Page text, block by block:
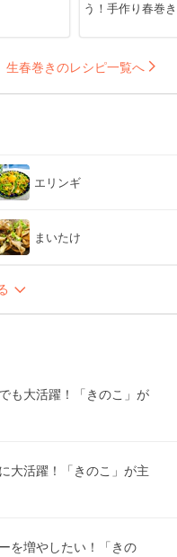
う！手作り春巻
生春巻きのレシピ一覧へ
エリンギ
まいたけ
も大活躍！「きのこ」が
大活躍！「きのこ」が主
を増やしたい！「きの